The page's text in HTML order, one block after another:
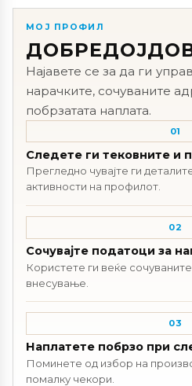
МОЈ ПРОФИЛ
Најавете се за да ги
нарачките, сочуваните
побрзатата наплата.
01
Следете ги тековните и
Прегледно чувајте ги
активности на профилот.
02
Сочувајте податоци за
Користете ги веќе
внесување.
03
Наплатете побрзо при
Поминете од избор на
помалку чекори.